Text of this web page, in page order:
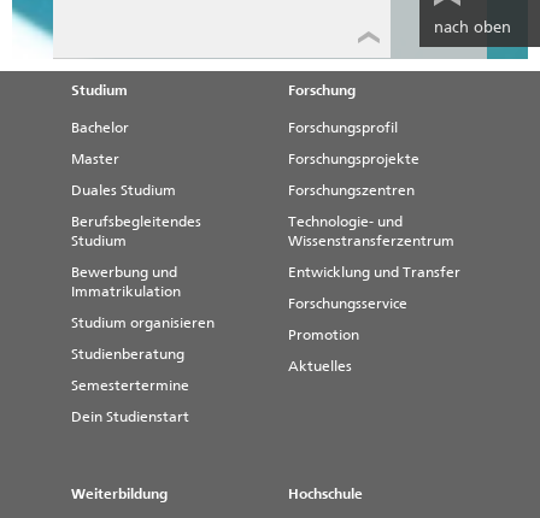
nach oben
Studium
Bachelor
Master
Duales Studium
Berufsbegleitendes
Studium
Bewerbung und
Immatrikulation
Studium organisieren
Studienberatung
Semestertermine
Dein Studienstart
Forschung
Forschungsprofil
Forschungsprojekte
Forschungszentren
Technologie- und
Wissenstransferzentrum
Entwicklung und Transfer
Forschungsservice
Promotion
Aktuelles
Weiterbildung Hochschule